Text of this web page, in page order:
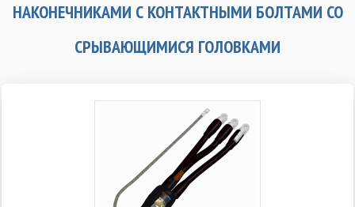
НАКОНЕЧНИКАМИ С КОНТАКТНЫМИ БОЛТАМИ СО
СРЫВАЮЩИМИСЯ ГОЛОВКАМИ